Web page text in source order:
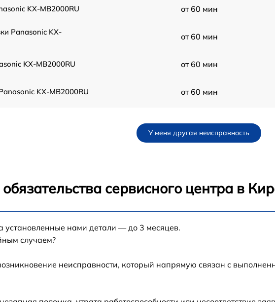
KX-MB2000RU от 60 мин
Panasonic KX-
от 60 мин
KX-MB2000RU от 60 мин
KX-MB2000RU от 60 мин
Panasonic KX-
У меня другая неисправность
сервисного центра в
установленные нами детали — до 3 месяцев.
случаем?
неисправности, который напрямую связан с